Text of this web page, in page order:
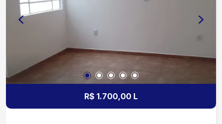
transporte público na porta e referência local
consolidada. Ideal para quem busca um ponto
estratégico para investir e crescer. Não perca
local privilegiado!
R$ 1.700,00 L